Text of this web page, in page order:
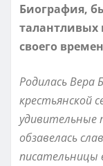
Биография,
талантливых
своего
Родилась Вера
крестьянской
удивительные
обзавелась
писательницы